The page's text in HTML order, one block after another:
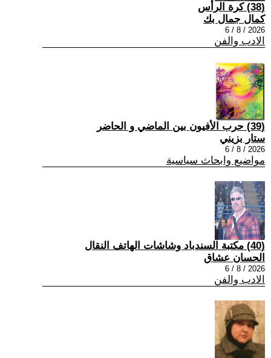
(38) كرة الرأس
كمال جمال بك
2026 / 8 / 6
الادب والفن
(39) حرب الأفيون بين الماضي و الحاضر
ستار بزيني
2026 / 8 / 6
مواضيع وابحاث سياسية
(40) مكتبة السندباد وشاشات الهاتف النقال
الحسان عشاق
2026 / 8 / 6
الادب والفن